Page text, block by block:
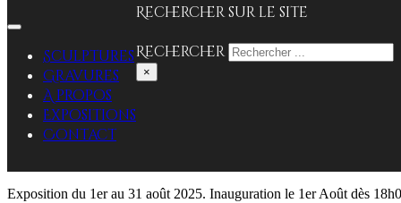
Sculptures
Gravures
A propos
Expositions
Contact
Rechercher sur le site
Rechercher
×
Exposition du 1er au 31 août 2025. Inauguration le 1er Août dès